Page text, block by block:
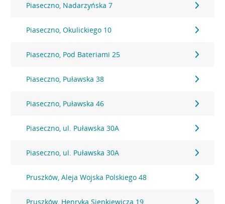
Piaseczno, Nadarzyńska 7
Piaseczno, Okulickiego 10
Piaseczno, Pod Bateriami 25
Piaseczno, Puławska 38
Piaseczno, Puławska 46
Piaseczno, ul. Puławska 30A
Piaseczno, ul. Puławska 30A
Pruszków, Aleja Wojska Polskiego 48
Pruszków, Henryka Sienkiewicza 19